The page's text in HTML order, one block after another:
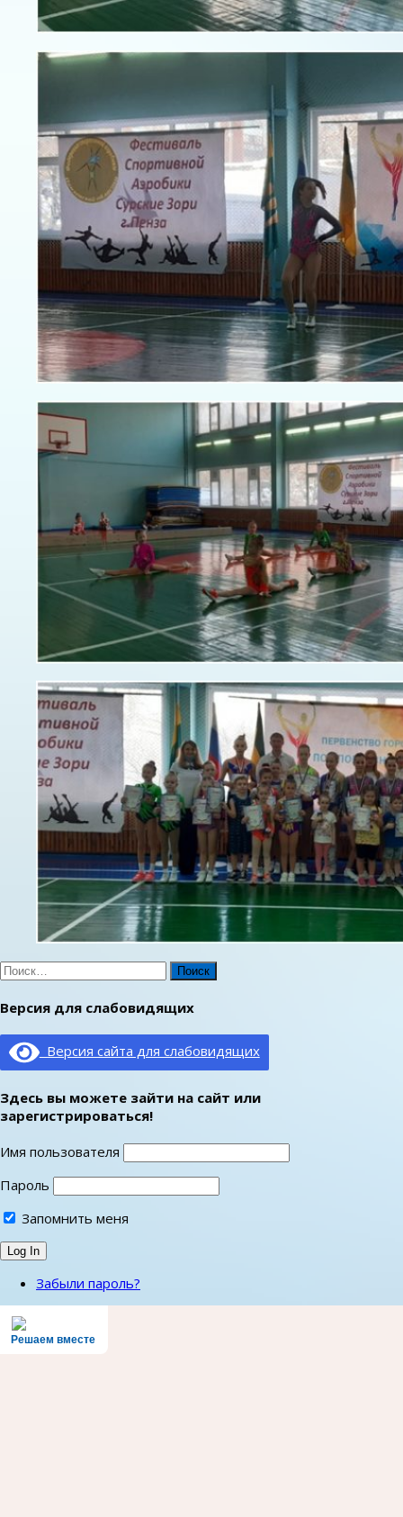
Найти:
Версия для слабовидящих
Версия сайта для слабовидящих
Здесь вы можете зайти на сайт или
зарегистрироваться!
Имя пользователя
Пароль
Запомнить меня
Забыли пароль?
Решаем вместе